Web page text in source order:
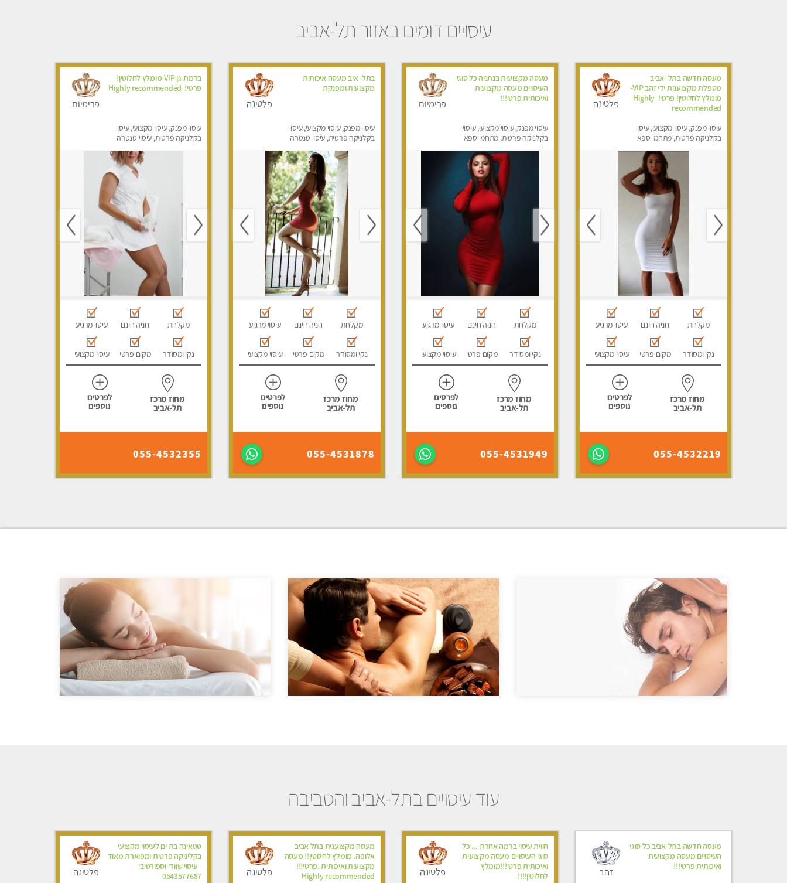
עיסויים דומים באזור תל-אביב
מעסה חדשה בתל -אביב
מטפלת מקצוענית ידי זהב VIP-
מומלץ לחלוטין! פרטי! ​​​​​​ Highly
recommended
עיסוי מפנק, עיסוי מקצועי, עיסוי
בקלניקה פרטית, מתחמי ספא
פלטינה
מקלחת חניה חינם עיסוי מרגיע
נקי ומסודר מקום פרטי עיסוי מקצועי
מחוז מרכז
תל-אביב
לפרטים
נוספים
055-4532219
מעסה מקצועית בנתניה כל סוגי
העיסויים מעסה מקצועית
ואיכותית פרטי!!!
עיסוי מפנק, עיסוי מקצועי, עיסוי
בקלניקה פרטית, מתחמי ספא
פרימיום
מקלחת חניה חינם עיסוי מרגיע
נקי ומסודר מקום פרטי עיסוי מקצועי
מחוז מרכז
תל-אביב
לפרטים
נוספים
055-4531949
בתל- איב מעסה איכותית
מקצועית ומפנקת
עיסוי מפנק, עיסוי מקצועי, עיסוי
בקלניקה פרטית, עיסוי טנטרה
פלטינה
מקלחת חניה חינם עיסוי מרגיע
נקי ומסודר מקום פרטי עיסוי מקצועי
מחוז מרכז
תל-אביב
לפרטים
נוספים
055-4531878
ברמת-גן VIP-מומלץ לחלוטין!
פרטי! ​​​​​​ Highly recommended
עיסוי מפנק, עיסוי מקצועי, עיסוי
בקלניקה פרטית, עיסוי טנטרה
פרימיום
מקלחת חניה חינם עיסוי מרגיע
נקי ומסודר מקום פרטי עיסוי מקצועי
מחוז מרכז
תל-אביב
לפרטים
נוספים
055-4532355
עוד עיסויים בתל-אביב והסביבה
מעסה חדשה בתל-אביב כל סוגי
העיסויים מעסה מקצועית
ואיכותית פרטי!!!
זהב
חווית עיסוי ברמה אחרת ... כל
סוגי העיסויים מעסה מקצועית
ואיכותית פרטי!!!מומלץ
לחלוטין!!!!
פלטינה
מעסה מקצוענית בתל אביב
אלופה. מומלץ לחלוטין!! מעסה
מקצועית ואיכותית .פרטי!!!
Highly recommended
פלטינה
טטאינה בת ים לעיסוי מקצועי
בקליניקה פרטית ומפוארת מאוד
- עיסוי שוודי וספורטיבי
0543577687
פלטינה